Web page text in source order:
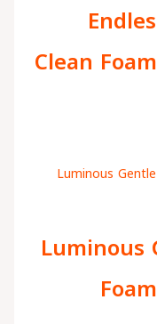
Clean
Luminous